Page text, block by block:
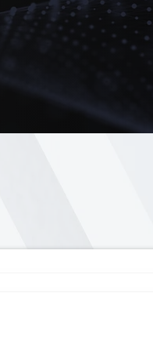
לכל מה שחשוב
כל מה שחדש וחשוב
שלכם.